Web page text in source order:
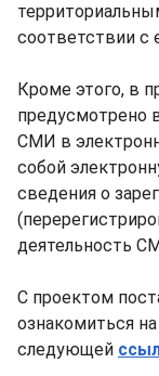
соответствии с
Кроме этого, в
предусмотрено
СМИ в
собой
сведения о
деятельность
С проектом
ознакомиться
следующей